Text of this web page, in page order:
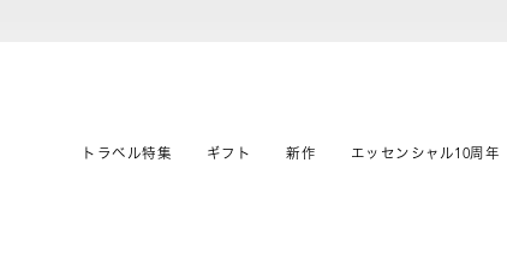
トラベル特集 ギフト 新作 エッセンシャル10周年